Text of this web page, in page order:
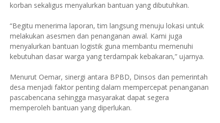
korban sekaligus menyalurkan bantuan yang dibutuhkan.
“Begitu menerima laporan, tim langsung menuju lokasi untuk
melakukan asesmen dan penanganan awal. Kami juga
menyalurkan bantuan logistik guna membantu memenuhi
kebutuhan dasar warga yang terdampak kebakaran,” ujarnya.
Menurut Oemar, sinergi antara BPBD, Dinsos dan pemerintah
desa menjadi faktor penting dalam mempercepat penanganan
pascabencana sehingga masyarakat dapat segera
memperoleh bantuan yang diperlukan.